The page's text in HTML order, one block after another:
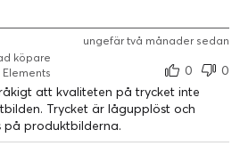
ungefär två månader sedan
köpare
0
0
att kvaliteten på trycket inte
Trycket är lågupplöst och
produktbilderna.